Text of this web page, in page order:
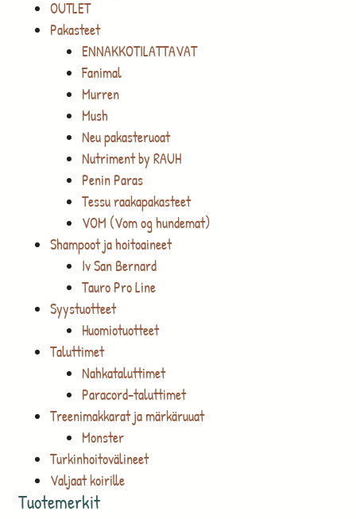
OUTLET
Pakasteet
ENNAKKOTILATTAVAT
Fanimal
Murren
Mush
Neu pakasteruoat
Nutriment by RAUH
Penin Paras
Tessu raakapakasteet
VOM (Vom og hundemat)
Shampoot ja hoitoaineet
Iv San Bernard
Tauro Pro Line
Syystuotteet
Huomiotuotteet
Taluttimet
Nahkataluttimet
Paracord-taluttimet
Treenimakkarat ja märkäruuat
Monster
Turkinhoitovälineet
Valjaat koirille
Tuotemerkit